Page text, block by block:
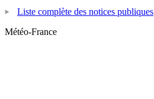
Liste complète des notices publiques
Météo-France